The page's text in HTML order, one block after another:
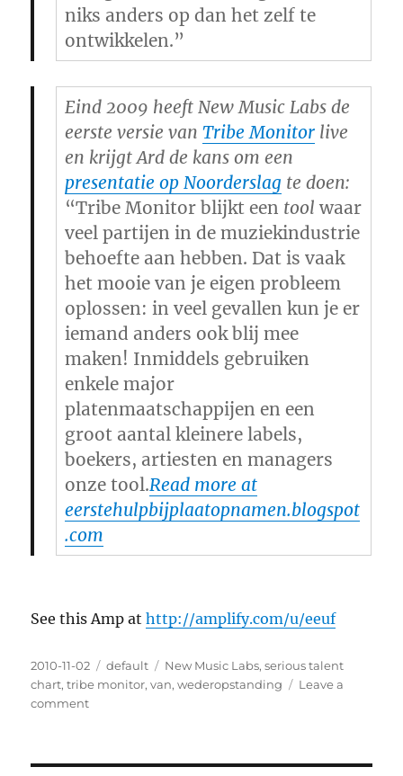
niks anders op dan het zelf te
ontwikkelen.”
Eind 2009 heeft New Music Labs de
eerste versie van Tribe Monitorlive
en krijgt Ard de kans om een
presentatie op Noorderslag te doen:
“Tribe Monitor blijkt een tool waar
veel partijen in de muziekindustrie
behoefte aan hebben. Dat is vaak
het mooie van je eigen probleem
oplossen: in veel gevallen kun je er
iemand anders ook blij mee
maken! Inmiddels gebruiken
enkele major
platenmaatschappijen en een
groot aantal kleinere labels,
boekers, artiesten en managers
onze tool.Read more at
eerstehulpbijplaatopnamen.blogspot
.com
See this Amp athttp://amplify.com/u/eeuf
Posted
on
2010-11-02 Categories
default Tags
New Music Labs,serious talent
chart,tribe monitor,van,wederopstanding
Leave a
comment